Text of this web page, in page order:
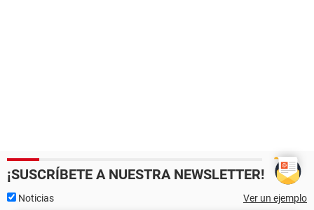
¡SUSCRÍBETE A NUESTRA NEWSLETTER!
Noticias Ver un ejemplo